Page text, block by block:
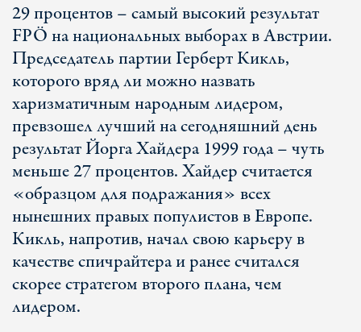
29 процентов – самый высокий результат
FPÖ на национальных выборах в Австрии.
Председатель партии Герберт Кикль,
которого вряд ли можно назвать
харизматичным народным лидером,
превзошел лучший на сегодняшний день
результат Йорга Хайдера 1999 года – чуть
меньше 27 процентов. Хайдер считается
«образцом для подражания» всех
нынешних правых популистов в Европе.
Кикль, напротив, начал свою карьеру в
качестве спичрайтера и ранее считался
скорее стратегом второго плана, чем
лидером.